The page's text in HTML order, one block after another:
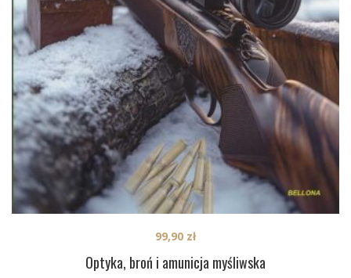
Optyka, broń i amunicja myśliwska
99,90 zł